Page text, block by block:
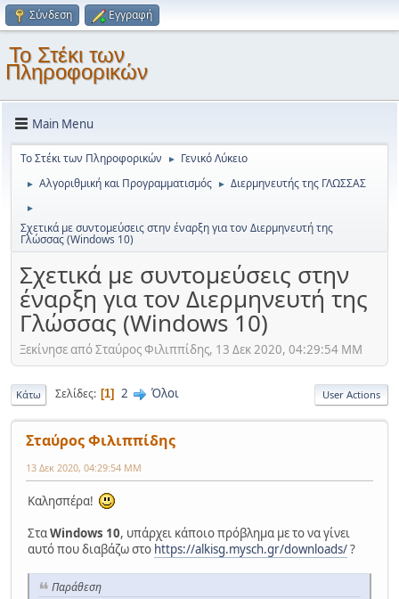
Σύνδεση Εγγραφή
Το Στέκι των
Πληροφορικών
Main Menu
Το Στέκι των Πληροφορικών ► Γενικό Λύκειο
► Αλγοριθμική και Προγραμματισμός ► Διερμηνευτής της ΓΛΩΣΣΑΣ
►
Σχετικά με συντομεύσεις στην έναρξη για τον Διερμηνευτή της
Γλώσσας (Windows 10)
Σχετικά με συντομεύσεις στην
έναρξη για τον Διερμηνευτή της
Γλώσσας (Windows 10)
Ξεκίνησε από Σταύρος Φιλιππίδης, 13 Δεκ 2020, 04:29:54 ΜΜ
Κάτω Σελίδες 1 2 Όλοι User Actions
Σταύρος Φιλιππίδης
13 Δεκ 2020, 04:29:54 ΜΜ
Καλησπέρα!
ΣταWindows 10, υπάρχει κάποιο πρόβλημα με το να γίνει
αυτό που διαβάζω στο https://alkisg.mysch.gr/downloads/?
Παράθεση